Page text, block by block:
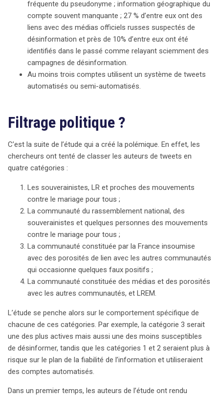
fréquente du pseudonyme ; information géographique du
compte souvent manquante ; 27 % d’entre eux ont des
liens avec des médias officiels russes suspectés de
désinformation et près de 10% d’entre eux ont été
identifiés dans le passé comme relayant sciemment des
campagnes de désinformation.
Au moins trois comptes utilisent un système de tweets
automatisés ou semi-automatisés.
Filtrage politique ?
C’est la suite de l’étude qui a créé la polémique. En effet, les
chercheurs ont tenté de classer les auteurs de tweets en
quatre catégories :
Les souverainistes, LR et proches des mouvements
contre le mariage pour tous ;
La communauté du rassemblement national, des
souverainistes et quelques personnes des mouvements
contre le mariage pour tous ;
La communauté constituée par la France insoumise
avec des porosités de lien avec les autres communautés
qui occasionne quelques faux positifs ;
La communauté constituée des médias et des porosités
avec les autres communautés, et LREM.
L’étude se penche alors sur le comportement spécifique de
chacune de ces catégories. Par exemple, la catégorie 3 serait
une des plus actives mais aussi une des moins susceptibles
de désinformer, tandis que les catégories 1 et 2 seraient plus à
risque sur le plan de la fiabilité de l’information et utiliseraient
des comptes automatisés.
Dans un premier temps, les auteurs de l’étude ont rendu